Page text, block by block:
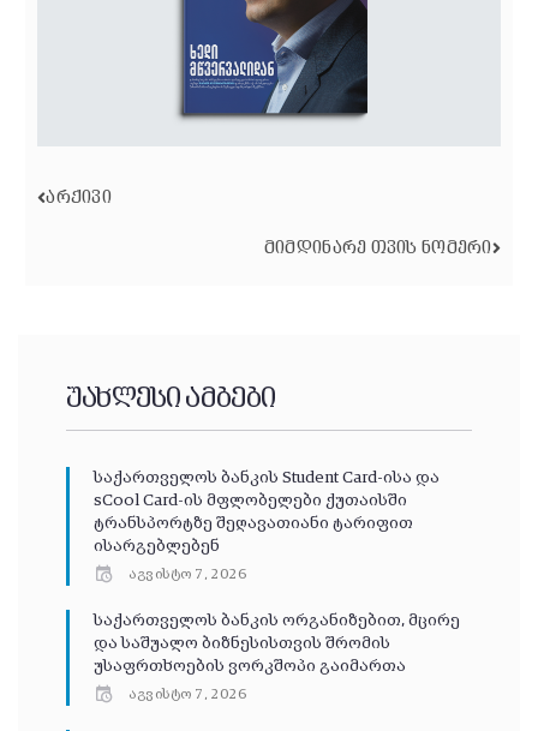
ᲐᲠᲥᲘᲕᲘ
ᲛᲘᲛᲓᲘᲜᲐᲠᲔ ᲗᲕᲘᲡ ᲜᲝᲛᲔᲠᲘ
უახლესი ამბები
საქართველოს ბანკის Student Card-ისა და
sCool Card-ის მფლობელები ქუთაისში
ტრანსპორტზე შეღავათიანი ტარიფით
ისარგებლებენ
აგვისტო 7, 2026
საქართველოს ბანკის ორგანიზებით, მცირე
და საშუალო ბიზნესისთვის შრომის
უსაფრთხოების ვორკშოპი გაიმართა
აგვისტო 7, 2026